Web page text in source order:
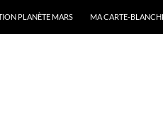
PLANÈTE MARS
MA CARTE-